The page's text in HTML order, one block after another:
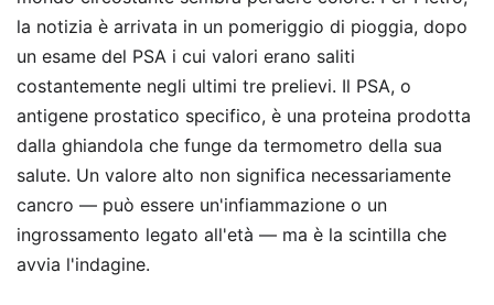
la notizia è arrivata in un pomeriggio di pioggia, dopo
un esame del PSA i cui valori erano saliti
costantemente negli ultimi tre prelievi. Il PSA, o
antigene prostatico specifico, è una proteina prodotta
dalla ghiandola che funge da termometro della sua
salute. Un valore alto non significa necessariamente
cancro — può essere un'infiammazione o un
ingrossamento legato all'età — ma è la scintilla che
avvia l'indagine.